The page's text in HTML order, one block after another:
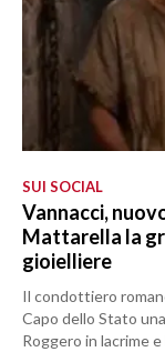
SUI SOCIAL
Vannacci,
Mattarella la
gioielliere
Il condottiero
Capo dello Stato
Roggero in lacrime